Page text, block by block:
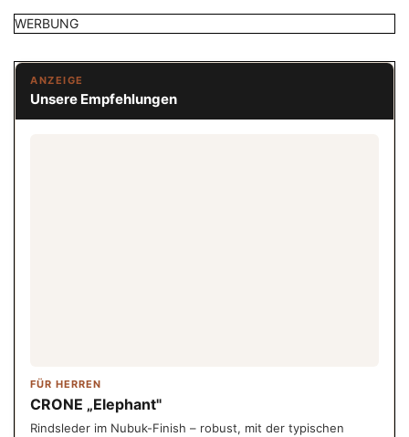
WERBUNG
ANZEIGE
Unsere Empfehlungen
FÜR HERREN
CRONE „Elephant"
Rindsleder im Nubuk-Finish – robust, mit der typischen